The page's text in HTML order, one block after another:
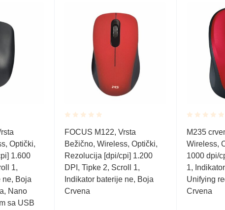
Optički,
1.600
1,
ne, Boja
Nano
sa USB
Rated
0.001
out
of
5
FOCUS M122, Vrsta
Bežično, Wireless, Optički,
Rezolucija [dpi/cpi] 1.200
DPI, Tipke 2, Scroll 1,
Indikator baterije ne, Boja
Crvena
Rated
0.001
out
of
5
M235
Wireless,
1000 dpi/
1,
Unifying
Crvena